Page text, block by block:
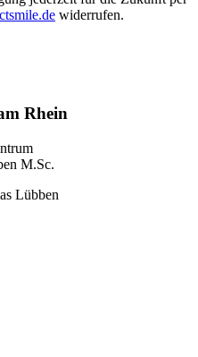
widerrufen.
Rhein
M.Sc.
Lübben